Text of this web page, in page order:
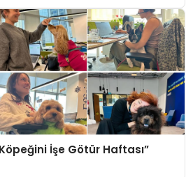
İşe Götür Haftası”